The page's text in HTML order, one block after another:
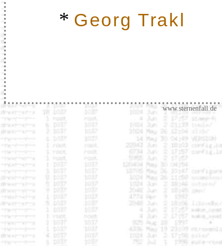
* Georg Trakl
www.sternenfall.de